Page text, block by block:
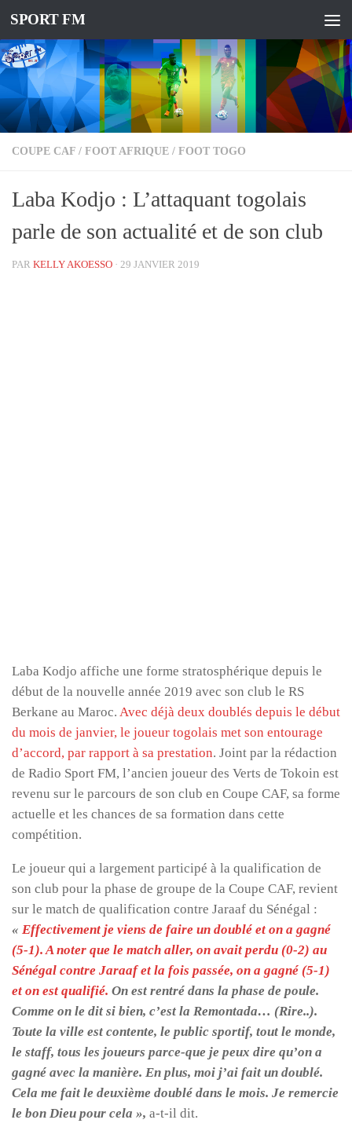
SPORT FM
COUPE CAF / FOOT AFRIQUE / FOOT TOGO
Laba Kodjo : L’attaquant togolais
parle de son actualité et de son club
PAR KELLY AKOESSO · 29 JANVIER 2019
Laba Kodjo affiche une forme stratosphérique depuis le
début de la nouvelle année 2019 avec son club le RS
Berkane au Maroc. Avec déjà deux doublés depuis le début
du mois de janvier, le joueur togolais met son entourage
d’accord, par rapport à sa prestation. Joint par la rédaction
de Radio Sport FM, l’ancien joueur des Verts de Tokoin est
revenu sur le parcours de son club en Coupe CAF, sa forme
actuelle et les chances de sa formation dans cette
compétition.
Le joueur qui a largement participé à la qualification de
son club pour la phase de groupe de la Coupe CAF, revient
sur le match de qualification contre Jaraaf du Sénégal :
« Effectivement je viens de faire un doublé et on a gagné
(5-1). A noter que le match aller, on avait perdu (0-2) au
Sénégal contre Jaraaf et la fois passée, on a gagné (5-1)
et on est qualifié. On est rentré dans la phase de poule.
Comme on le dit si bien, c’est la Remontada… (Rire..).
Toute la ville est contente, le public sportif, tout le monde,
le staff, tous les joueurs parce-que je peux dire qu’on a
gagné avec la manière. En plus, moi j’ai fait un doublé.
Cela me fait le deuxième doublé dans le mois. Je remercie
le bon Dieu pour cela », a-t-il dit.